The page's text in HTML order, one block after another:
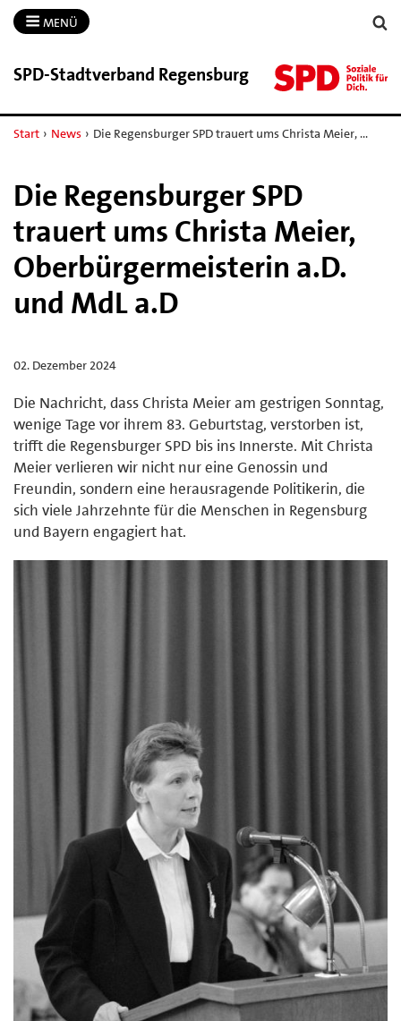
MENÜ
SPD-​Stadtverband Regensburg
Start › News › Die Regensburger SPD trauert ums Christa Meier, …
Die Regensburger SPD
trauert ums Christa Meier,
Oberbürgermeisterin a.D.
und MdL a.D
02. Dezember 2024
Die Nachricht, dass Christa Meier am gestrigen Sonntag,
wenige Tage vor ihrem 83. Geburtstag, verstorben ist,
trifft die Regensburger SPD bis ins Innerste. Mit Christa
Meier verlieren wir nicht nur eine Genossin und
Freundin, sondern eine herausragende Politikerin, die
sich viele Jahrzehnte für die Menschen in Regensburg
und Bayern engagiert hat.